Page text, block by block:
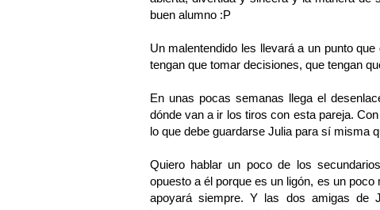
buen alumno :P
Un malentendido les llevará a un punto
tengan que tomar decisiones, que tengan
En unas pocas semanas llega el
dónde van a ir los tiros con esta pareja.
lo que debe guardarse Julia para sí misma
Quiero hablar un poco de los
opuesto a él porque es un ligón, es un
apoyará siempre. Y las dos amigas de